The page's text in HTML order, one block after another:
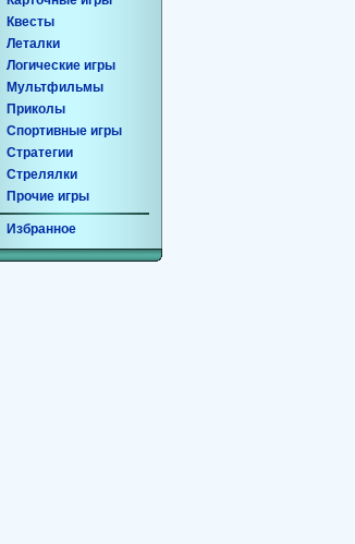
Квесты
Леталки
Логические игры
Мультфильмы
Приколы
Спортивные игры
Стратегии
Стрелялки
Прочие игры
Избранное